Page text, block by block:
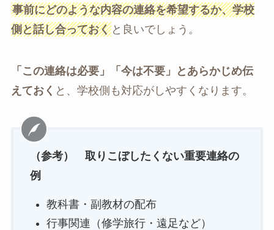
事前にどのような内容の連絡を希望するか、学校
側と話し合っておくと良いでしょう。
「この連絡は必要」「今は不要」とあらかじめ伝
えておく と、学校側も対応がしやすくなります。
（参考） 取りこぼしたくない重要連絡の
例
教科書・副教材の配布
行事関連（修学旅行・遠足など）